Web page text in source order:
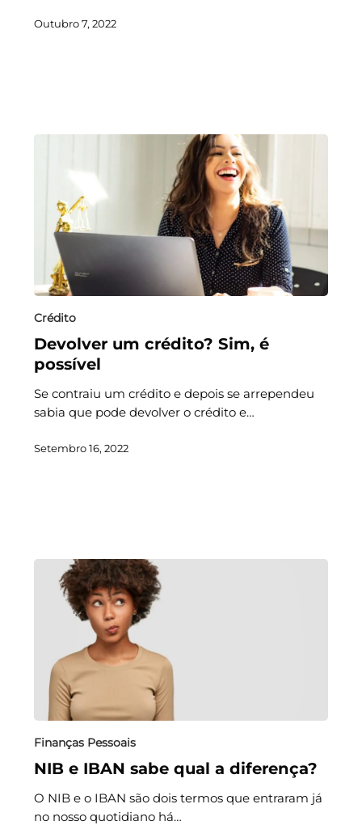
Outubro 7, 2022
Crédito
Devolver um crédito? Sim, é
possível
Se contraiu um crédito e depois se arrependeu
sabia que pode devolver o crédito e…
Setembro 16, 2022
Finanças Pessoais
NIB e IBAN sabe qual a diferença?
O NIB e o IBAN são dois termos que entraram já
no nosso quotidiano há…